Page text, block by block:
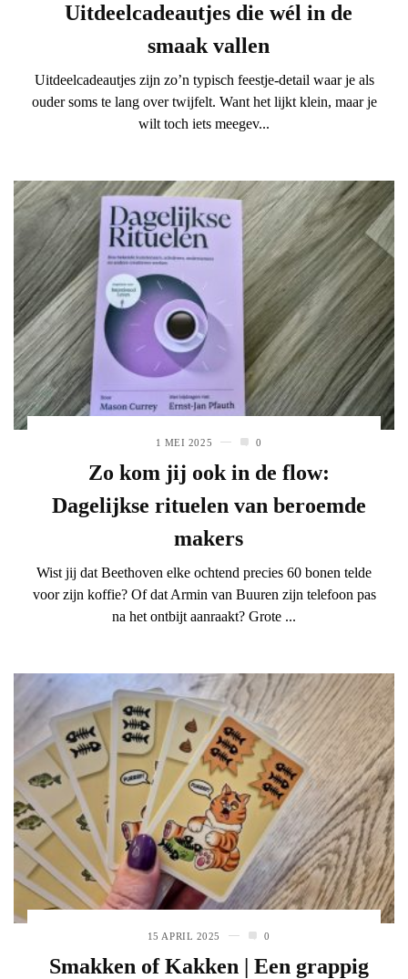
Uitdeelcadeautjes die wél in de
smaak vallen
Uitdeelcadeautjes zijn zo’n typisch feestje-detail waar je als
ouder soms te lang over twijfelt. Want het lijkt klein, maar je
wilt toch iets meegev...
1 MEI 2025 0
Zo kom jij ook in de flow:
Dagelijkse rituelen van beroemde
makers
Wist jij dat Beethoven elke ochtend precies 60 bonen telde
voor zijn koffie? Of dat Armin van Buuren zijn telefoon pas
na het ontbijt aanraakt? Grote ...
15 APRIL 2025 0
Smakken of Kakken | Een grappig